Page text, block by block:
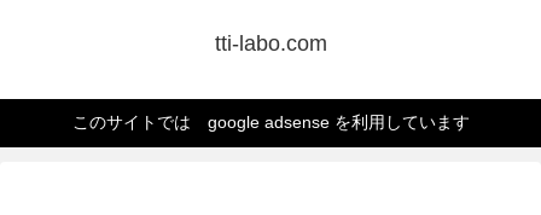
tti-labo.com
このサイトでは google adsense を利用しています